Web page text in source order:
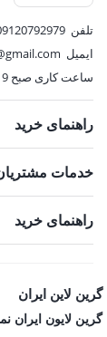
تلفن
ایمیل
ساعت کاری صبح 9 الی 14- عصر 17 الی 22 به غیر از تعطیلات رسمی
راهنمای خرید
خدمات
راهنمای خرید
گرین لاین ایران
گرین لایون